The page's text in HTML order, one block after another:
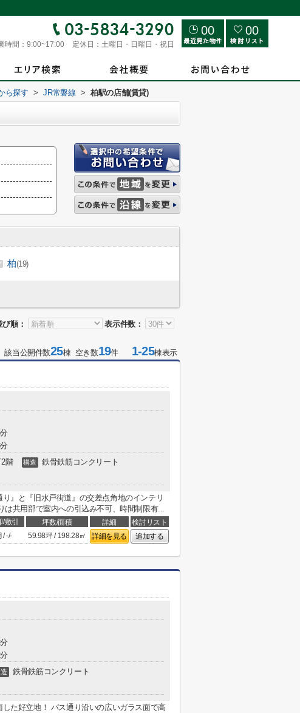
時間： 9:00~17:00 定休日： 土曜日・日曜日・祝日
00 00
ら探す > JR常磐線 > 柏駅の店舗(賃貸)
柏(19)
び順： 表示件数：
該当公開件数25棟 空き数19件1-25棟表示
階 構造 鉄骨鉄筋コンクリート
り』と『旧水戸街道』の交差点角地のインテリ
は共用部で室内への引込み不可、時間制限有...
敷引 坪数/面積 詳細
検討リスト
/-/- 59.98坪 / 198.28㎡ 詳細を見る 追加する
鉄骨鉄筋コンクリート
した好立地！ バス通り沿いの広いガラス面で高